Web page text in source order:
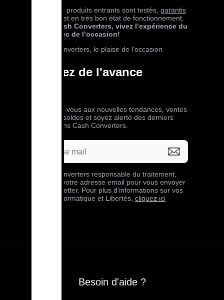
Tous nos produits entrants sont testés, garantis
et en très bon état de fonctionnement.
Avec Cash Converters, vivez l’expérience du
neuf avec de l’occasion!
Cash Converters, le plaisir de l’occasion
Prenez de l'avance
Abonnez-vous aux nouvelles tendances, ventes
privées, soldes et soyez alerté des derniers
bons plans Cash Converters.
Cash Converters responsable du traitement,
collecte votre adresse email pour vous envoyer
sa newsletter. Pour plus d'informations sur vos
droits Informatique et Libertés, cliquez ici
Besoin d'aide ?